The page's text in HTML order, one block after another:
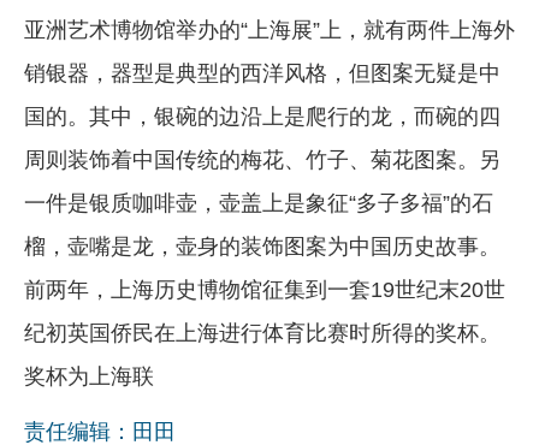
亚洲艺术博物馆举办的“上海展”上，就有两件上海外
销银器，器型是典型的西洋风格，但图案无疑是中
国的。其中，银碗的边沿上是爬行的龙，而碗的四
周则装饰着中国传统的梅花、竹子、菊花图案。另
一件是银质咖啡壶，壶盖上是象征“多子多福”的石
榴，壶嘴是龙，壶身的装饰图案为中国历史故事。
前两年，上海历史博物馆征集到一套19世纪末20世
纪初英国侨民在上海进行体育比赛时所得的奖杯。
奖杯为上海联
责任编辑：田田